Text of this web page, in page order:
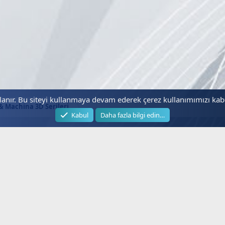
Machina 3D Serileri
Bu siteyi kullanmaya devam ederek çerez kullanımımızı
Kabul Daha fazla bilgi edin…